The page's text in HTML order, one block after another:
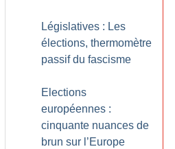
Législatives : Les
élections, thermomètre
passif du fascisme
Elections
européennes :
cinquante nuances de
brun sur l’Europe